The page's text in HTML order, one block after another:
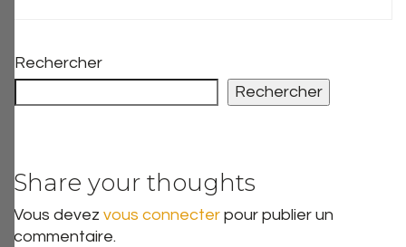
Rechercher
Rechercher
Share your thoughts
Vous devez vous connecter pour publier un
commentaire.